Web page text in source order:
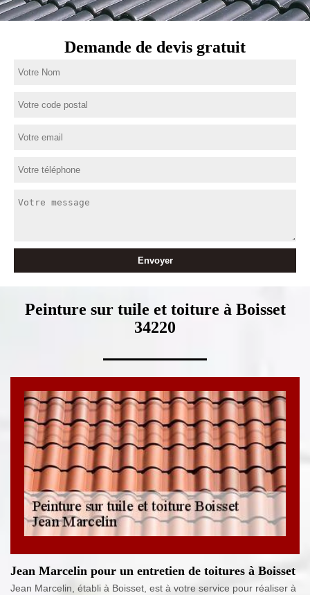
Demande de devis gratuit
Peinture sur tuile et toiture à Boisset
34220
Jean Marcelin pour un entretien de toitures à Boisset
Jean Marcelin, établi à Boisset, est à votre service pour réaliser à